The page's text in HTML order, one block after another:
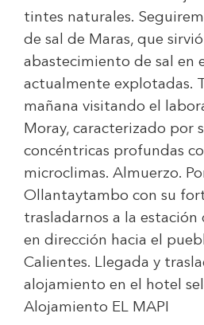
tintes naturales.
de sal de Maras, que
abastecimiento de sal en
actualmente explotadas.
mañana visitando el
Moray, caracterizado por
concéntricas profundas
microclimas. Almuerzo.
Ollantaytambo con su
trasladarnos a la
en dirección hacia el
Calientes. Llegada y
alojamiento en el hotel
Alojamiento EL MAPI